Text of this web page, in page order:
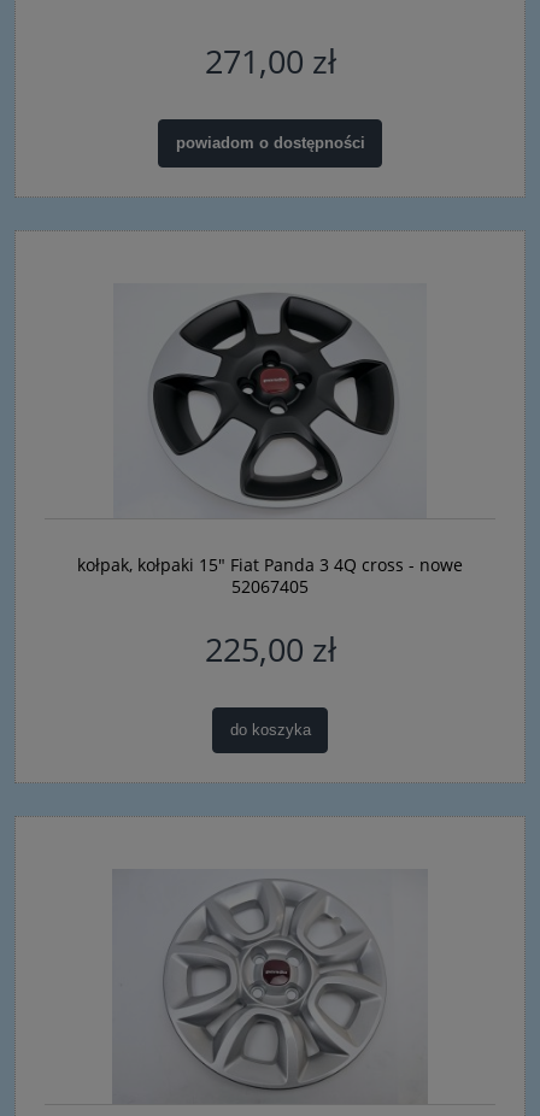
271,00 zł
powiadom o dostępności
kołpak, kołpaki 15" Fiat Panda 3 4Q cross - nowe
52067405
225,00 zł
do koszyka